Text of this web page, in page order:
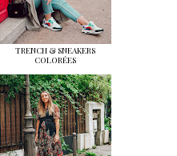
TRENCH & SNEAKERS
COLORÉES